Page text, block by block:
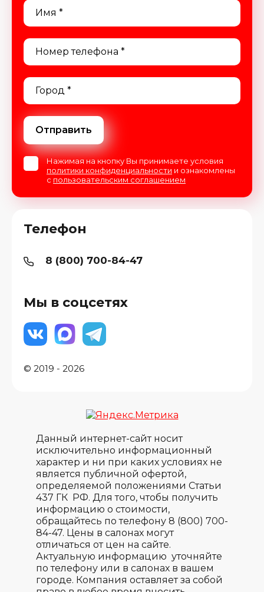
© 2019 - 2026
Телефон
8 (800) 700-84-47
Мы в соцсетях
Нажимая на кнопку Вы принимаете условия
политики конфиденциальности и ознакомлены
с пользовательским соглашением
Отправить
Данный интернет-сайт носит
исключительно информационный
характер и ни при каких условиях не
является публичной офертой,
определяемой положениями Статьи
437 ГК РФ. Для того, чтобы получить
информацию о стоимости,
обращайтесь по телефону 8 (800) 700-
84-47. Цены в салонах могут
отличаться от цен на сайте.
Актуальную информацию уточняйте
по телефону или в салонах в вашем
городе. Компания оставляет за собой